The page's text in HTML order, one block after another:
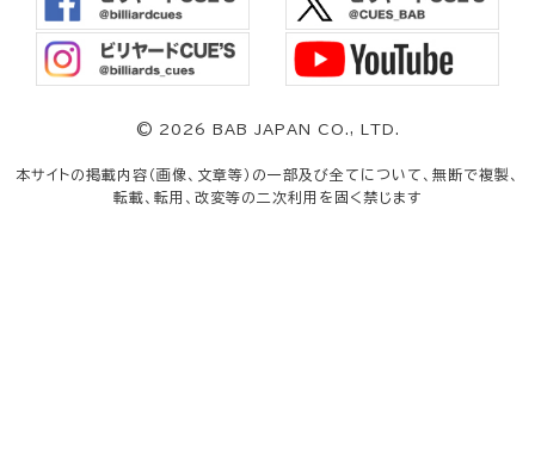
© 2026 BAB JAPAN CO., LTD.
本サイトの掲載内容（画像、文章等）の一部及び全てについて、無断で複製、
転載、転用、改変等の二次利用を固く禁じます